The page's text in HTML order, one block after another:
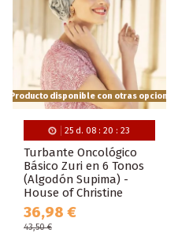
Producto disponible con otras opciones
25 d. 08 :20 :22
Turbante Oncológico
Básico Zuri en 6 Tonos
(Algodón Supima) -
House of Christine
36,98 €
43,50 €